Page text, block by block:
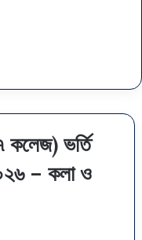
কলেজ) ভর্তি
– কলা ও